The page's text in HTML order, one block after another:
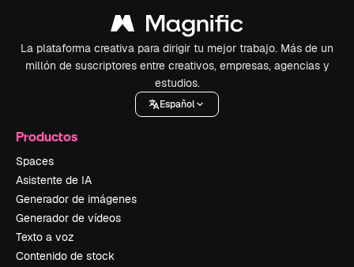
La plataforma creativa para dirigir tu mejor trabajo. Más de un
millón de suscriptores entre creativos, empresas, agencias y
estudios.
Español
Productos
Spaces
Asistente de IA
Generador de imágenes
Generador de vídeos
Texto a voz
Contenido de stock